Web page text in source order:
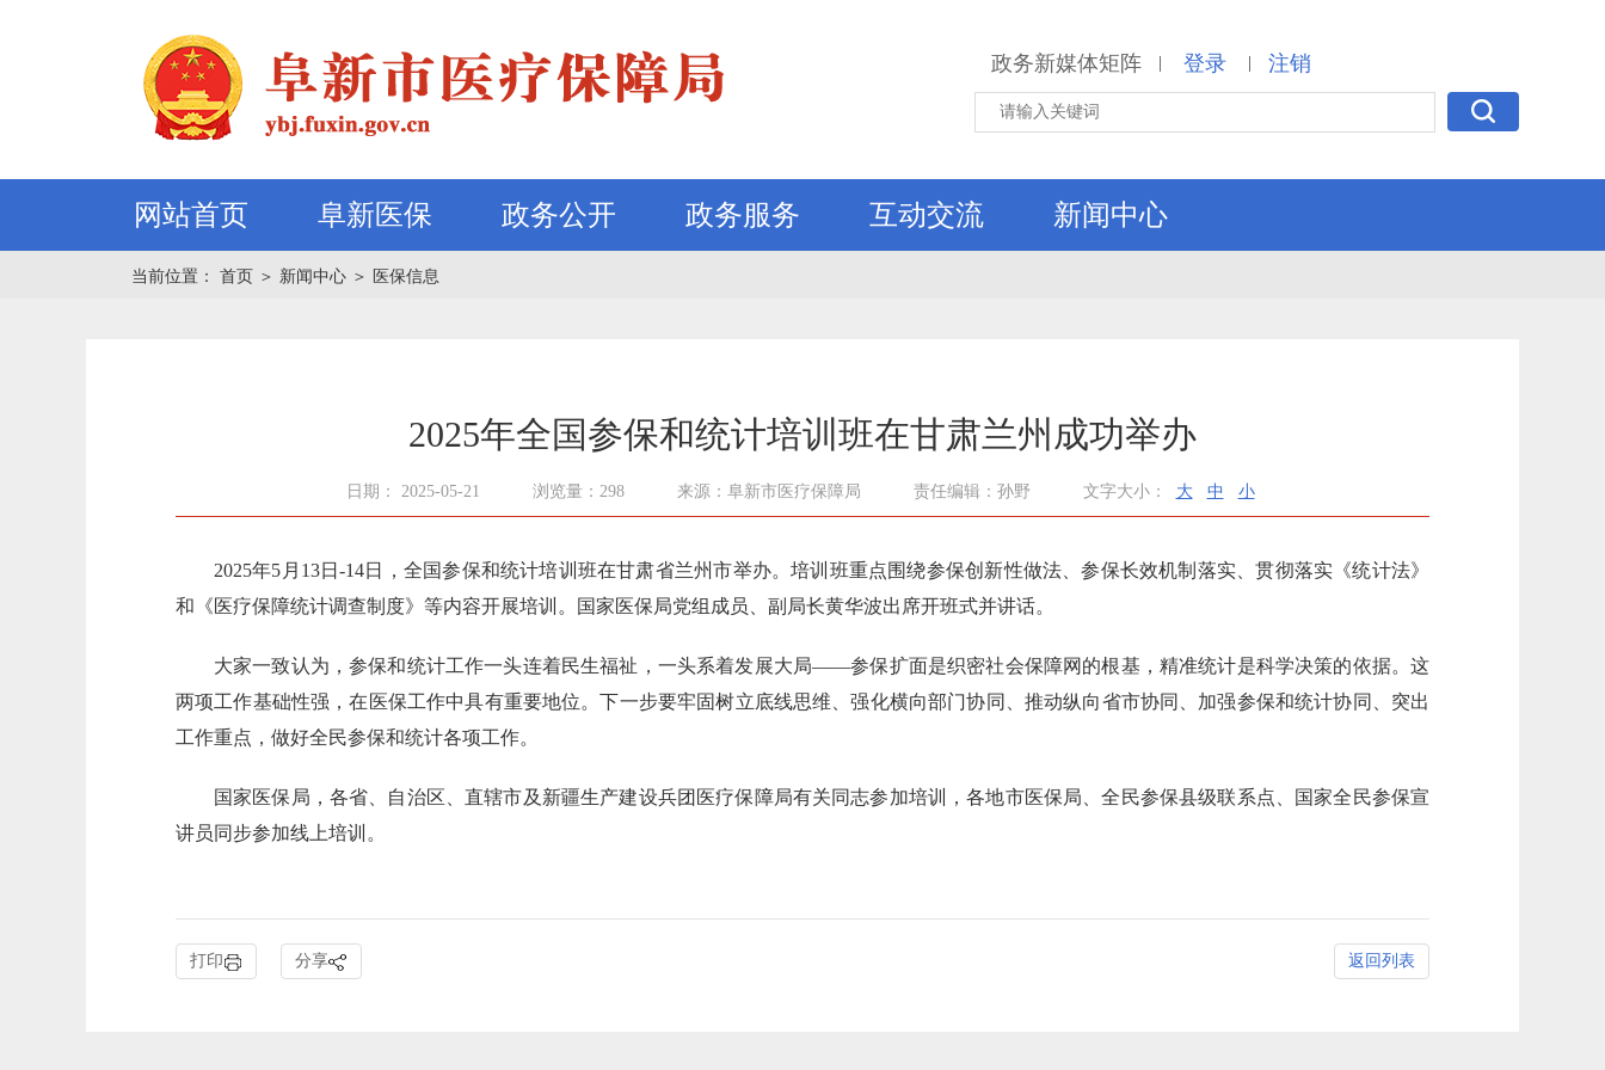
政务新媒体矩阵 | 登录 | 注销
网站首页 阜新医保 政务公开 政务服务 互动交流 新闻中心
当前位置： 首页 ＞ 新闻中心 ＞ 医保信息
2025年全国参保和统计培训班在甘肃兰州成功举办
日期： 2025-05-21 浏览量：298 来源：阜新市医疗保障局 责任编辑：孙野 文字大小： 大 中 小
2025年5月13日-14日，全国参保和统计培训班在甘肃省兰州市举办。培训班重点围绕参保创新性做法、参保长效机制落实、贯彻落实《统计法》
和《医疗保障统计调查制度》等内容开展培训。国家医保局党组成员、副局长黄华波出席开班式并讲话。
大家一致认为，参保和统计工作一头连着民生福祉，一头系着发展大局——参保扩面是织密社会保障网的根基，精准统计是科学决策的依据。这
两项工作基础性强，在医保工作中具有重要地位。下一步要牢固树立底线思维、强化横向部门协同、推动纵向省市协同、加强参保和统计协同、突出
工作重点，做好全民参保和统计各项工作。
国家医保局，各省、自治区、直辖市及新疆生产建设兵团医疗保障局有关同志参加培训，各地市医保局、全民参保县级联系点、国家全民参保宣
讲员同步参加线上培训。
打印 分享 返回列表